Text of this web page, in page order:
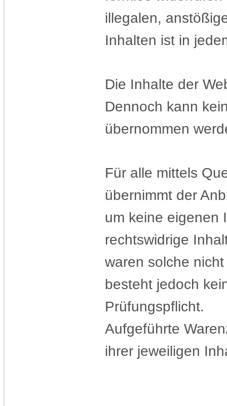
illegalen,
Inhalten ist in
Die Inhalte der
Dennoch kann
übernommen
Für alle mittels
übernimmt der
um keine eigenen
rechtswidrige
waren solche
besteht jedoch
Prüfungspflicht.
Aufgeführte
ihrer jeweiligen